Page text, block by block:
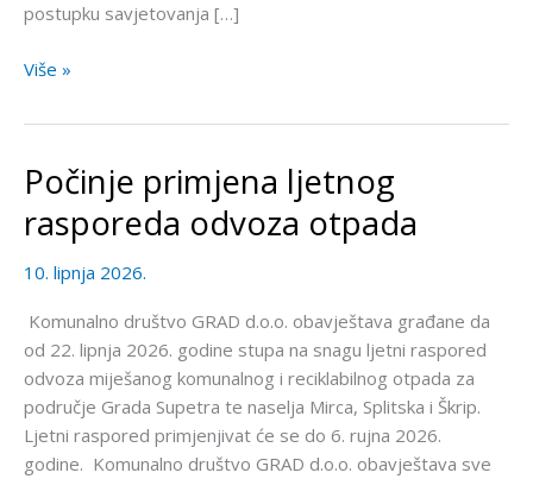
postupku savjetovanja […]
Više »
Počinje primjena ljetnog
rasporeda odvoza otpada
10. lipnja 2026.
Komunalno društvo GRAD d.o.o. obavještava građane da
od 22. lipnja 2026. godine stupa na snagu ljetni raspored
odvoza miješanog komunalnog i reciklabilnog otpada za
područje Grada Supetra te naselja Mirca, Splitska i Škrip.
Ljetni raspored primjenjivat će se do 6. rujna 2026.
godine. Komunalno društvo GRAD d.o.o. obavještava sve
Počinje
primjena
ljetnog
odvoza
otpada